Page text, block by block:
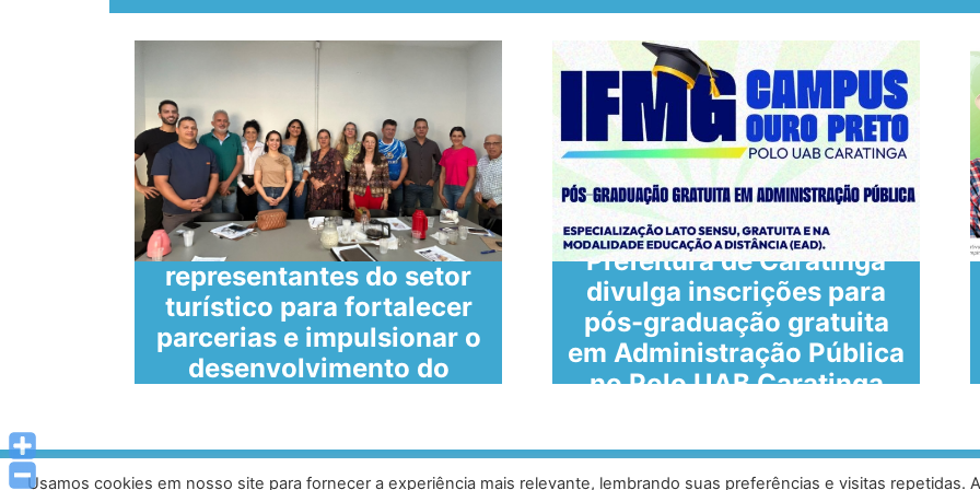
SECULT reúne
representantes do setor
turístico para fortalecer
parcerias e impulsionar o
desenvolvimento do
Prefeitura de Caratinga
divulga inscrições para
pós-graduação gratuita
em Administração Pública
no Polo UAB Caratinga
Usamos cookies em nosso site para fornecer a experiência mais relevante, lembrando suas preferências e visitas repetidas.